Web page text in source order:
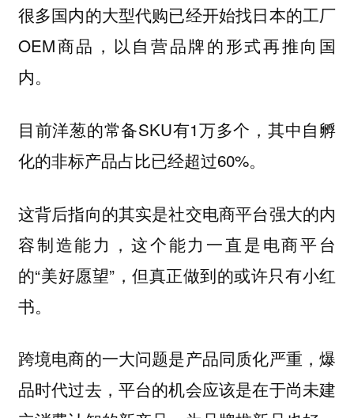
很多国内的大型代购已经开始找日本的工厂
OEM商品，以自营品牌的形式再推向国
内。
目前洋葱的常备SKU有1万多个，其中自孵
化的非标产品占比已经超过60%。
这背后指向的其实是社交电商平台强大的内
容制造能力，这个能力一直是电商平台
的“美好愿望”，但真正做到的或许只有小红
书。
跨境电商的一大问题是产品同质化严重，爆
品时代过去，平台的机会应该是在于尚未建